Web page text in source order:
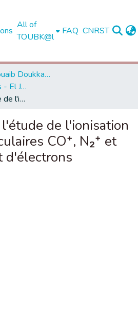
All of
TOUBK@l
FAQ CNRST
Université Chouaib Doukkali - El Jadida
Faculté des Sciences - El Jadida
Contribution à l'étude de l'ionisation des ions moléculaires CO⁺, N₂⁺ et O₂⁺ par impact d'électrons
de l'ionisation
CO⁺, N₂⁺ et
d'électrons